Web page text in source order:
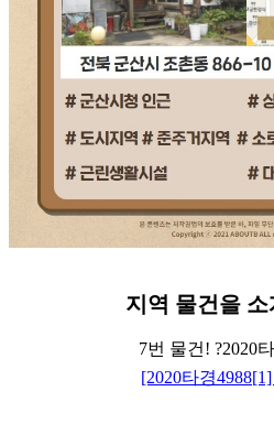
지역 물건을 소
7번 물건! ?2020
[2020타경